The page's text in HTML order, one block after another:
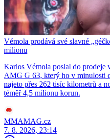
Vémola prodává své slavné
milionu
Karlos Vémola poslal do prodeje
AMG G 63, který ho v minulosti
najeto přes 262 tisíc kilometrů a
téměř 4,5 milionu korun.
MMAMAG.cz
7. 8. 2026, 23:14